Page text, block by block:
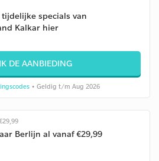
specials van
Kalkar hier
DE AANBIEDING
• Geldig t/m Aug 2026
Berlijn al vanaf €29,99